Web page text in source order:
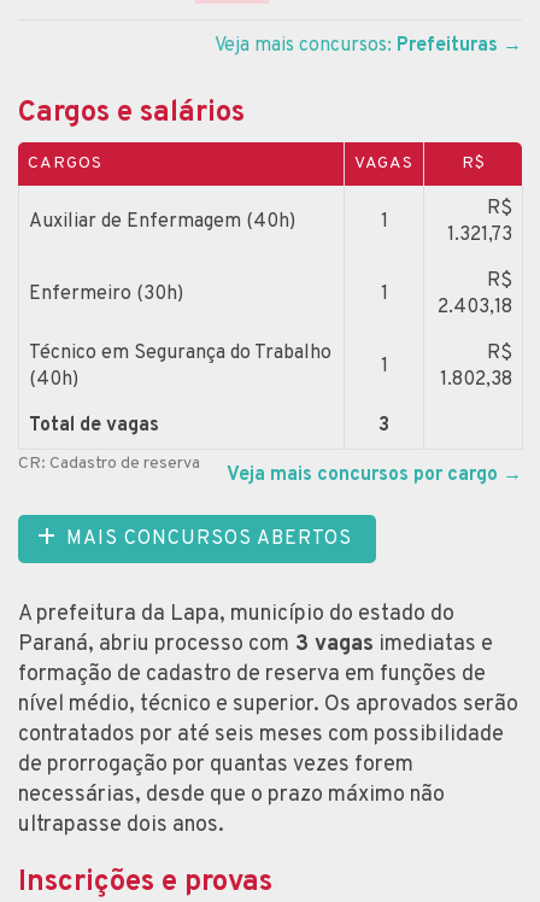
Veja mais concursos: Prefeituras →
Cargos e salários
CARGOS VAGAS R$
Auxiliar de Enfermagem (40h) 1
R$
1.321,73
Enfermeiro (30h) 1
R$
2.403,18
Técnico em Segurança do Trabalho
(40h)
1
R$
1.802,38
Total de vagas
3
CR: Cadastro de reserva Veja mais concursos por cargo →
MAIS CONCURSOS ABERTOS
A prefeitura da Lapa, município do estado do
Paraná, abriu processo com 3 vagas imediatas e
formação de cadastro de reserva em funções de
nível médio, técnico e superior. Os aprovados serão
contratados por até seis meses com possibilidade
de prorrogação por quantas vezes forem
necessárias, desde que o prazo máximo não
ultrapasse dois anos.
Inscrições e provas